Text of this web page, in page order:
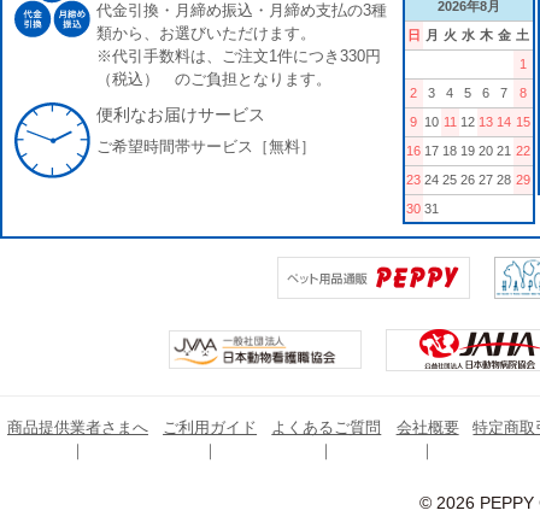
代金引換・月締め振込・月締め支払の3種
類から、お選びいただけます。
※代引手数料は、ご注文1件につき330円
（税込） のご負担となります。
便利なお届けサービス
ご希望時間帯サービス［無料］
2026年8月
日
月 火 水 木 金 土
1
2
3 4 5 6 7
8
9 10 11 12 13 14 15
16 17 18 19 20 21 22
23 24 25 26 27 28 29
30 31
商品提供業者さまへ ご利用ガイド よくあるご質問 会社概要 特定商取
© 2026 PEPPY